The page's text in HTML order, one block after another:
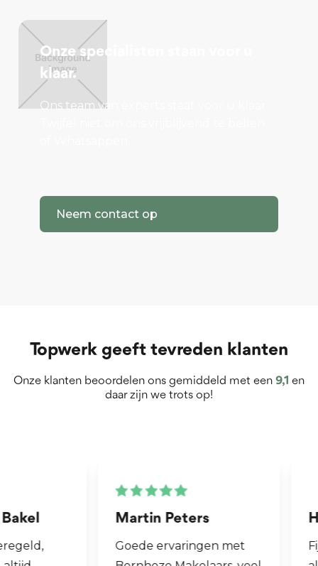
Onze specialisten staan voor u
klaar.
Ons team van experts staat voor u klaar.
Neem contact op
Topwerk geeft tevreden klanten
Onze klanten beoordelen ons gemiddeld met een 9,1 en
daar zijn we trots op!
Martin Peters
Goede ervaringen met
Henk van
Fijne makelaar.